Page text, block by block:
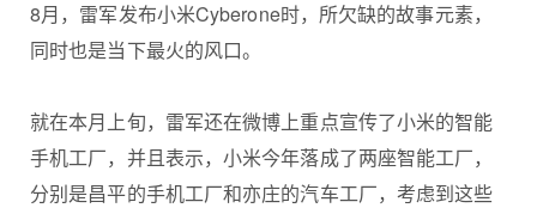
8月，雷军发布小米Cyberone时，所欠缺的故事元素，
同时也是当下最火的风口。
就在本月上旬，雷军还在微博上重点宣传了小米的智能
手机工厂，并且表示，小米今年落成了两座智能工厂，
分别是昌平的手机工厂和亦庄的汽车工厂，考虑到这些